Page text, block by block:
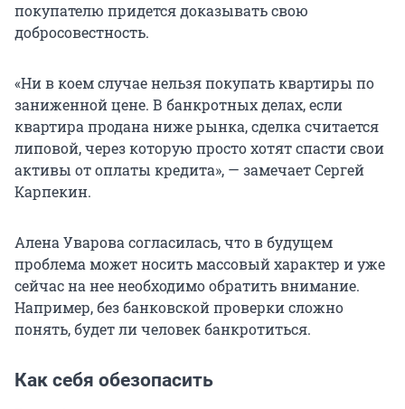
покупателю придется доказывать свою
добросовестность.
«Ни в коем случае нельзя покупать квартиры по
заниженной цене. В банкротных делах, если
квартира продана ниже рынка, сделка считается
липовой, через которую просто хотят спасти свои
активы от оплаты кредита», — замечает Сергей
Карпекин.
Алена Уварова согласилась, что в будущем
проблема может носить массовый характер и уже
сейчас на нее необходимо обратить внимание.
Например, без банковской проверки сложно
понять, будет ли человек банкротиться.
Как себя обезопасить